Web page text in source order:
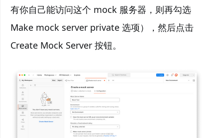
有你自己能访问这个 mock 服务器，则再勾选
Make mock server private 选项），然后点击
Create Mock Server 按钮。